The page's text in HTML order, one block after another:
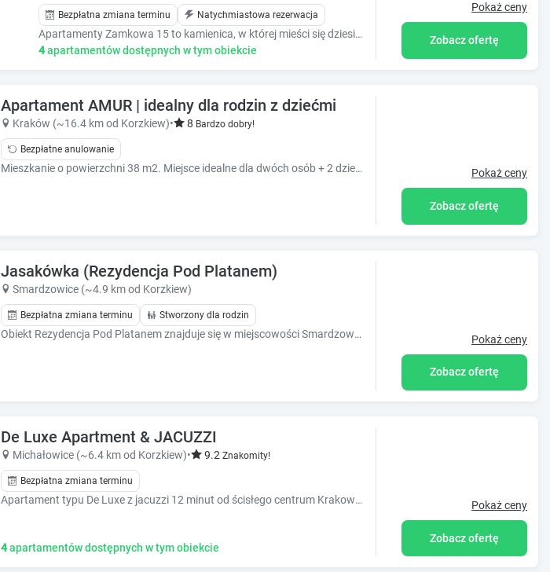
s
t
i
a
r
k
k
e
t
t
h
e
r
d
s
h
t
Bezpłatna zmiana terminu Natychmiastowa rezerwacja
Apartamenty Zamkowa 15 to kamienica, w której mieści się dziesięć wyjątkowych, w pełni wyposażonych i klimatyzowanych mieszkań.
4apartamentów dostępnych w tym obiekcie
Pokaż ceny
Zobacz ofertę
Apartament AMUR | idealny dla rodzin z dziećmi
Kraków (~16.4 km od Korzkiew)• 8 Bardzo dobry!
Bezpłatne anulowanie
Mieszkanie o powierzchni 38 m2. Miejsce idealne dla dwóch osób + 2 dzieci. W pełni wyposażone pokój z klimatyzacją, kuchnia, łazienka Pokaż ceny
Zobacz ofertę
Jasakówka (Rezydencja Pod Platanem)
Smardzowice (~4.9 km od Korzkiew)
Bezpłatna zmiana terminu Stworzony dla rodzin
Obiekt Rezydencja Pod Platanem znajduje się w miejscowości Smardzowice i oferuje bezpłatne Wi-Fi, bezpłatny prywatny parking oraz widok na ogród. Pokaż ceny
Zobacz ofertę
De Luxe Apartment & JACUZZI
Michałowice (~6.4 km od Korzkiew)• 9.2 Znakomity!
Bezpłatna zmiana terminu
Apartament typu De Luxe z jacuzzi 12 minut od ścisłego centrum Krakowa. Cicha, spokojna dzielnica z zabudową rezydencji w najbliższym sąsiedztwie.
4apartamentów dostępnych w tym obiekcie
Pokaż ceny
Zobacz ofertę